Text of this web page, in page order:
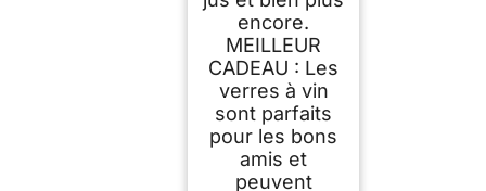
encore.
MEILLEUR
CADEAU : Les
verres à vin
sont parfaits
pour les bons
amis et
peuvent